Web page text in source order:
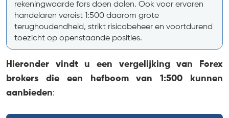
rekeningwaarde fors doen dalen. Ook voor ervaren
handelaren vereist 1:500 daarom grote
terughoudendheid, strikt risicobeheer en voortdurend
toezicht op openstaande posities.
Hieronder vindt u een vergelijking van Forex
brokers die een hefboom van 1:500 kunnen
aanbieden: